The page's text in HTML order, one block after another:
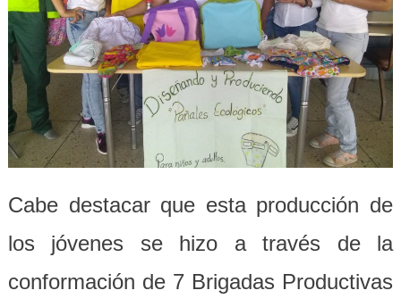
Cabe destacar que esta producción de
los jóvenes se hizo a través de la
conformación de 7 Brigadas Productivas